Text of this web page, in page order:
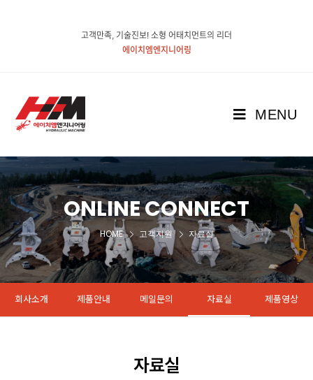
고객만족, 기술진보! 소형 어태치먼트의 리더
에이치엠엔지니어링
MENU
ONLINE CONNECT
HOME 고객지원 자료실
회사소개 제품안내 메일문의 자료실 제품영상
자료실